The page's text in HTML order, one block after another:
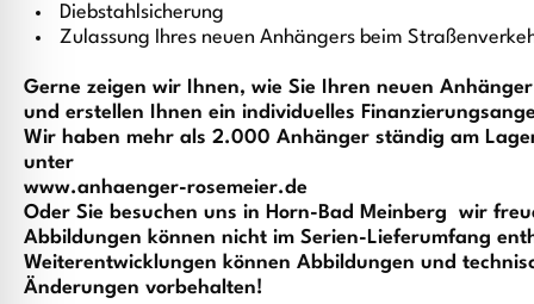
Diebstahlsicherung
Zulassung Ihres neuen Anhängers beim
Gerne zeigen wir Ihnen, wie Sie Ihren neuen
und erstellen Ihnen ein individuelles
Wir haben mehr als 2.000 Anhänger ständig am
unter
www.anhaenger-rosemeier.de
Oder Sie besuchen uns in Horn-Bad Meinberg  wir
Abbildungen können nicht im Serien-Lieferumfang
Weiterentwicklungen können Abbildungen und
Änderungen vorbehalten!